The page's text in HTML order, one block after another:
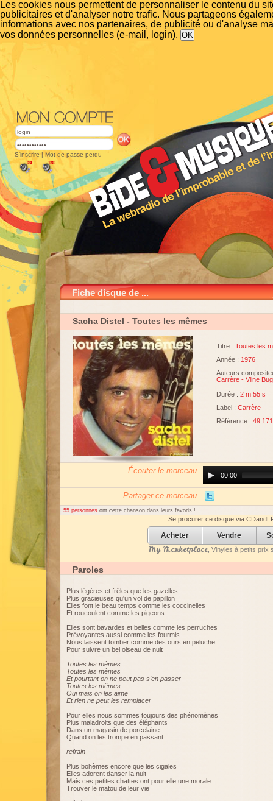
Les cookies nous permettent de personnaliser le contenu du
publicitaires et d'analyser notre trafic. Nous partageons
informations avec nos partenaires, de publicité ou d'analyse
vos données personnelles (e-mail, login).
S'inscrire | Mot de passe perdu
Fiche disque de ...
Sacha Distel - Toutes les mêmes
Titre : Toutes les
Année : 1976
Auteurs
Carrère - Vline
Durée : 2 m 55 s
Label : Carrère
Référence : 49 171
Écouter le morceau
Player00:00
Partager ce morceau
55 personnes ont cette chanson dans leurs favoris !
Se procurer ce disque via
Acheter Vendre
My Marketplace, Vinyles à petits prix
Paroles
Plus légères et frêles que les gazelles
Plus gracieuses qu'un vol de papillon
Elles font le beau temps comme les coccinelles
Et roucoulent comme les pigeons
Elles sont bavardes et belles comme les perruches
Prévoyantes aussi comme les fourmis
Nous laissent tomber comme des ours en peluche
Pour suivre un bel oiseau de nuit
Toutes les mêmes
Toutes les mêmes
Et pourtant on ne peut pas s'en passer
Toutes les mêmes
Oui mais on les aime
Et rien ne peut les remplacer
Pour elles nous sommes toujours des phénomènes
Plus maladroits que des éléphants
Dans un magasin de porcelaine
Quand on les trompe en passant
refrain
Plus bohèmes encore que les cigales
Elles adorent danser la nuit
Mais ces petites chattes ont pour elle une morale
Trouver le matou de leur vie